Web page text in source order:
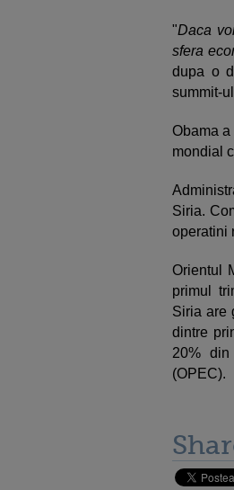
"Daca
sfera
dupa o
summit-
Obama
mondial
Siria.
operatini
Orientul
primul
Siria are
dintre
20% din
(OPEC).